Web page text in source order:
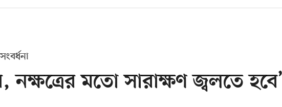
নক্ষত্রের মতো সারাক্ষণ জ্বলতে হবে’